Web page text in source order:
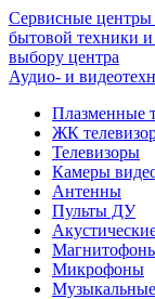
Сервисные центры
бытовой техники
выбору центра
Аудио- и
Плазменные
ЖК
Телевизоры
Камеры
Антенны
Пульты ДУ
Микрофоны